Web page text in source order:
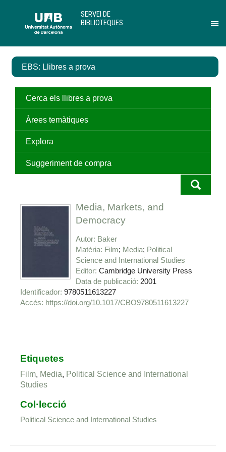
contingut
el
de
SERVEI DE
BIBLIOTEQUES
EBS: Llibres a prova
Cerca els llibres a prova
Àrees temàtiques
Explora
Suggeriment de compra
Media, Markets, and
Democracy
Autor Baker
Matèria Film Media Political
Science and International Studies
Editor Cambridge University Press
Data de publicació 2001
Identificador 9780511613227
https://doi.org/10.1017/CBO9780511613227
Etiquetes
Film, Media, Political Science and International
Studies
Col·lecció
Political Science and International Studies